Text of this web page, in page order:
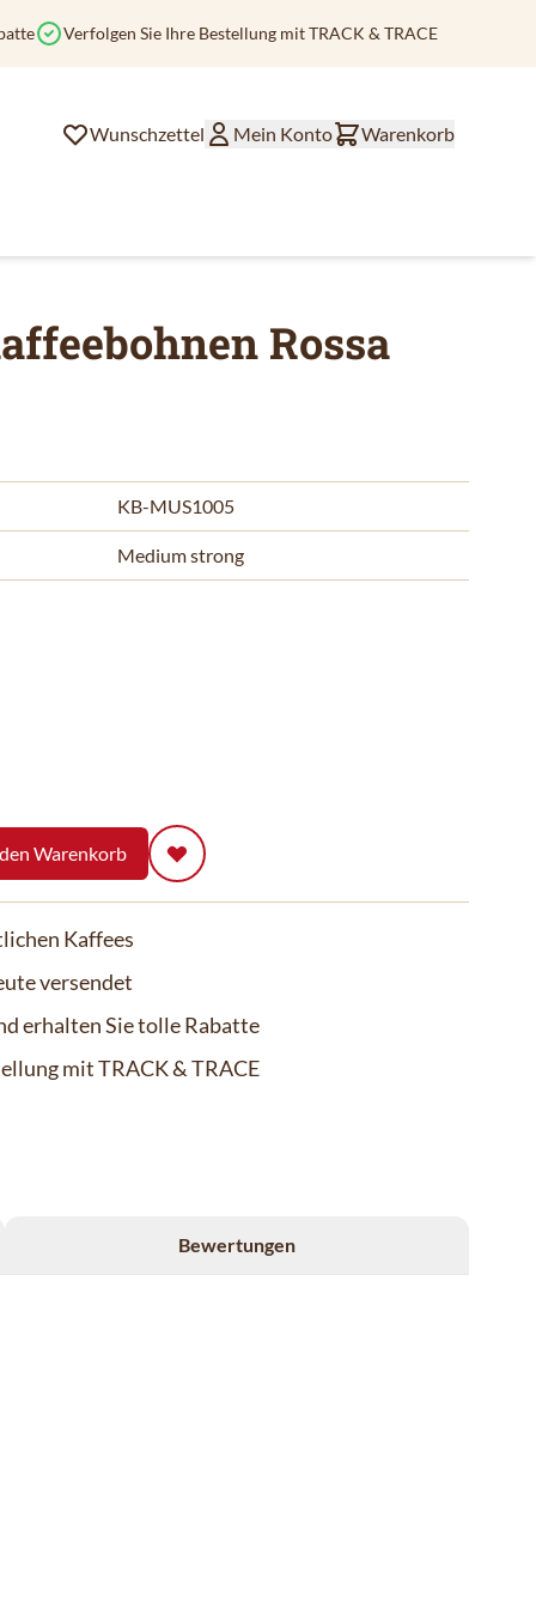
Verfolgen Sie Ihre Bestellung mit TRACK & TRACE
Wunschzettel Mein Konto Warenkorb
Rossa
KB-MUS1005
Medium strong
Warenkorb
Kaffees
versendet
erhalten Sie tolle Rabatte
mit TRACK & TRACE
Bewertungen